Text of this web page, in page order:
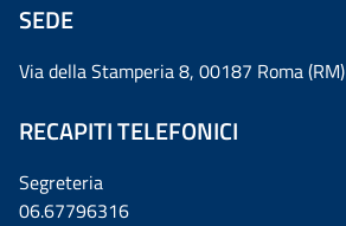
SEDE
Via della Stamperia 8, 00187 Roma (RM)
RECAPITI TELEFONICI
Segreteria
06.67796316